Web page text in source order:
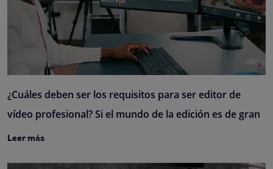
¿Cuáles deben ser los requisitos para ser editor de
vídeo profesional? Si el mundo de la edición es de gran
Leer más